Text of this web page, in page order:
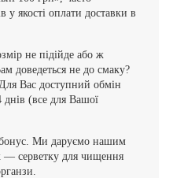
у якості оплати доставки в
не підійде або ж
доведеться не до смаку?
Вас доступний обмін
(все для Вашої
Ми даруємо нашим
— серветку для чищення